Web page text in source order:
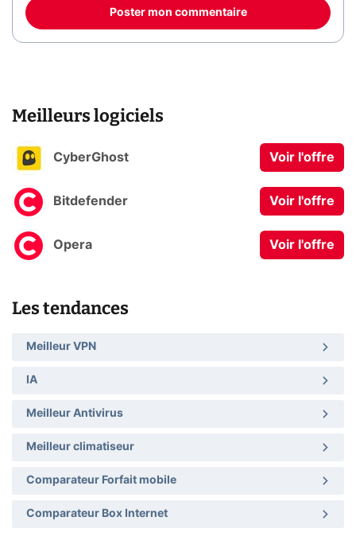
Poster mon commentaire
Meilleurs logiciels
CyberGhost Voir l'offre
Bitdefender Voir l'offre
Opera Voir l'offre
Les tendances
Meilleur VPN
IA
Meilleur Antivirus
Meilleur climatiseur
Comparateur Forfait mobile
Comparateur Box Internet